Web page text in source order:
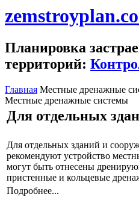
Планировка
территорий:
Главная Местные дренажные
Местные дренажные системы
Для отдельных
Для отдельных зданий и
рекомендуют устройство
могут быть отнесены
пристенные и кольцевые
Подробнее...